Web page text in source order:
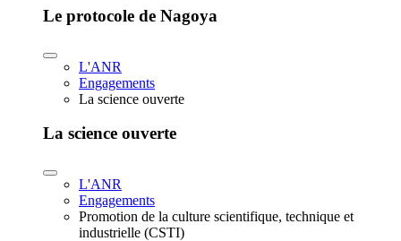
Le protocole de Nagoya
L'ANR
Engagements
La science ouverte
La science ouverte
L'ANR
Engagements
Promotion de la culture scientifique, technique et
industrielle (CSTI)